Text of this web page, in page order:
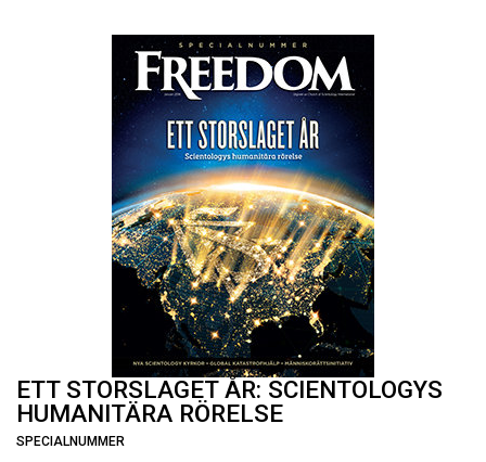
ETT STORSLAGET ÅR: SCIENTOLOGYS
HUMANITÄRA RÖRELSE
SPECIALNUMMER